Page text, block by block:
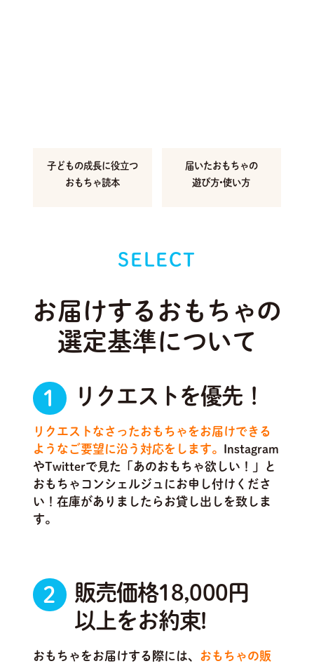
子どもの成長に役立つ
おもちゃ読本
届いたおもちゃの
遊び方•使い方
SELECT
お届けするおもちゃの
選定基準について
1 リクエストを優先！
リクエストなさったおもちゃをお届けできる
ようなご要望に沿う対応をします。 Instagram
やTwitterで見た「あのおもちゃ欲しい！」と
おもちゃコンシェルジュにお申し付けくださ
い！在庫がありましたらお貸し出しを致しま
す。
2
販売価格18,000円
以上をお約束!
おもちゃをお届けする際には、 おもちゃの販